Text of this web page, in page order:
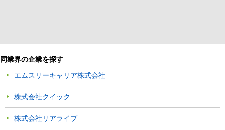
同業界の企業を探す
エムスリーキャリア株式会社
株式会社クイック
株式会社リアライブ